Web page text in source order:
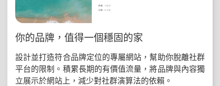
你的品牌，值得一個穩固的家
設計並打造符合品牌定位的專屬網站，幫助你脫離社群
平台的限制。積累長期的有價值流量，將品牌與內容獨
立展示於網站上，減少對社群演算法的依賴。